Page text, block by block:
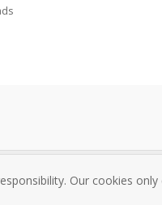
Impressum Über mich
Our cookies